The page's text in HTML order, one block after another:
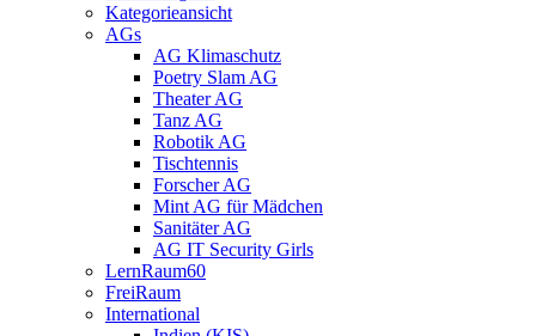
Kategorieansicht
AGs
AG Klimaschutz
Poetry Slam AG
Theater AG
Tanz AG
Robotik AG
Tischtennis
Forscher AG
Mint AG für Mädchen
Sanitäter AG
AG IT Security Girls
LernRaum60
FreiRaum
International